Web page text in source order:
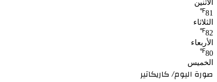
الأثنين
81
℉
الثلاثاء
82
℉
الأربعاء
80
℉
الخميس
صورة اليوم/ كاريكاتير